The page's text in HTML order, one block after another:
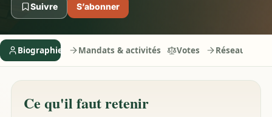
Suivre S’abonner
Biographie Mandats & activités Votes Réseaux
Ce qu'il faut retenir